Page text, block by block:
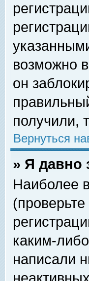
возможно
он
получили,
Вернуться
» Я давно
Наиболее
каким-
написали